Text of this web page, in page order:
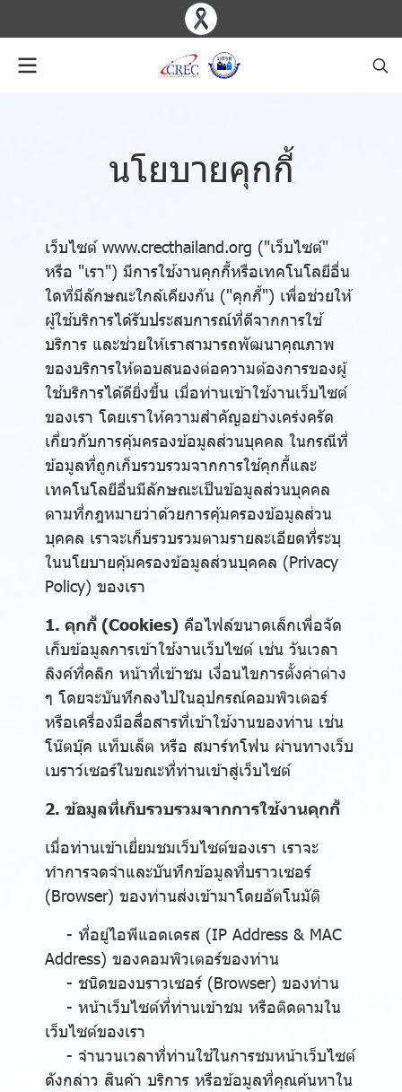
นโยบายคุกกี้
เว็บไซต์ www.crecthailand.org ("เว็บไซต์"
หรือ "เรา") มีการใช้งานคุกกี้หรือเทคโนโลยีอื่น
ใดที่มีลักษณะใกล้เคียงกัน ("คุกกี้") เพื่อช่วยให้
ผู้ใช้บริการได้รับประสบการณ์ที่ดีจากการใช้
บริการ และช่วยให้เราสามารถพัฒนาคุณภาพ
ของบริการให้ตอบสนองต่อความต้องการของผู้
ใช้บริการได้ดียิ่งขึ้น เมื่อท่านเข้าใช้งานเว็บไซต์
ของเรา โดยเราให้ความสำคัญอย่างเคร่งครัด
เกี่ยวกับการคุ้มครองข้อมูลส่วนบุคคล ในกรณีที่
ข้อมูลที่ถูกเก็บรวบรวมจากการใช้คุกกี้และ
เทคโนโลยีอื่นมีลักษณะเป็นข้อมูลส่วนบุคคล
ตามที่กฎหมายว่าด้วยการคุ้มครองข้อมูลส่วน
บุคคล เราจะเก็บรวบรวมตามรายละเอียดที่ระบุ
ในนโยบายคุ้มครองข้อมูลส่วนบุคคล (Privacy
Policy) ของเรา
1. คุกกี้ (Cookies) คือไฟล์ขนาดเล็กเพื่อจัด
เก็บข้อมูลการเข้าใช้งานเว็บไซต์ เช่น วันเวลา
ลิงค์ที่คลิก หน้าที่เข้าชม เงื่อนไขการตั้งค่าต่าง
ๆ โดยจะบันทึกลงไปในอุปกรณ์คอมพิวเตอร์
หรือเครื่องมือสื่อสารที่เข้าใช้งานของท่าน เช่น
โน๊ตบุ๊ค แท็บเล็ต หรือ สมาร์ทโฟน ผ่านทางเว็บ
เบราว์เซอร์ในขณะที่ท่านเข้าสู่เว็บไซต์
2. ข้อมูลที่เก็บรวบรวมจากการใช้งานคุกกี้
เมื่อท่านเข้าเยี่ยมชมเว็บไซต์ของเรา เราจะ
ทำการจดจำและบันทึกข้อมูลที่บราวเซอร์
(Browser) ของท่านส่งเข้ามาโดยอัตโนมัติ
- ที่อยู่ไอพีแอดเดรส (IP Address & MAC
Address) ของคอมพิวเตอร์ของท่าน
- ชนิดของบราวเซอร์ (Browser) ของท่าน
- หน้าเว็บไซต์ที่ท่านเข้าชม หรือติดตามใน
เว็บไซต์ของเรา
- จำนวนเวลาที่ท่านใช้ในการชมหน้าเว็บไซต์
ดังกล่าว สินค้า บริการ หรือข้อมูลที่คุณค้นหาใน